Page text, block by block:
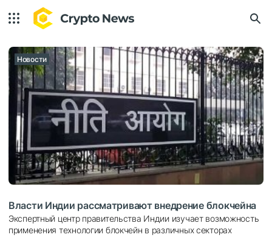
Новости
Власти Индии рассматривают внедрение блокчейна
Экспертный центр правительства Индии изучает возможность
применения технологии блокчейн в различных секторах